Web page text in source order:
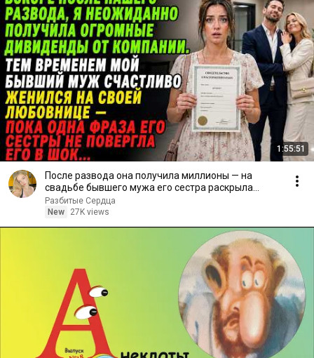
1:55:51
После развода она получила миллионы — на
свадьбе бывшего мужа его сестра раскрыла
правду
Разбитые Сердца
New
27K views